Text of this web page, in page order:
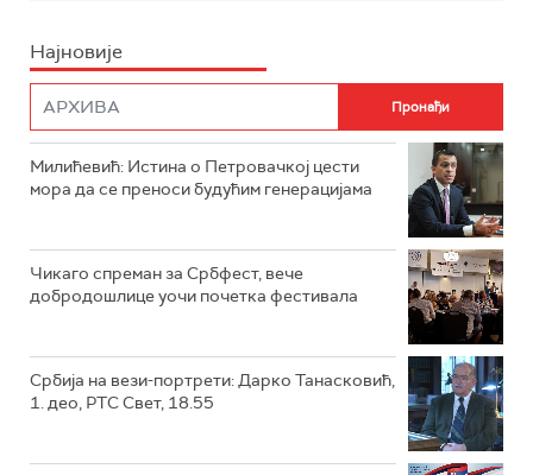
Најновије
Милићевић: Истина о Петровачкој цести
мора да се преноси будућим генерацијама
Чикаго спреман за Србфест, вече
добродошлице уочи почетка фестивала
Србија на вези-портрети: Дарко Танасковић,
1. део, РТС Свет, 18.55